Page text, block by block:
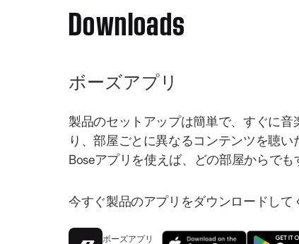
Downloads
ボーズアプリ
製品のセットアップは簡単で、すぐに
り、部屋ごとに異なるコンテンツを聴
Boseアプリを使えば、どの部屋からでも
今すぐ製品のアプリをダウンロードして
ボーズアプリ